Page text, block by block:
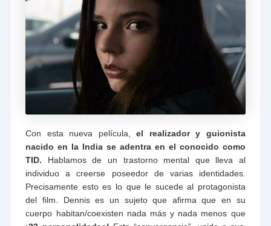
Con esta nueva película,el realizador y guionista
nacido en la India se adentra en el conocido como
TID. Hablamos de un trastorno mental que lleva al
individuo a creerse poseedor de varias identidades.
Precisamente esto es lo que le sucede al protagonista
del film. Dennis es un sujeto que afirma que en su
cuerpo habitan/coexisten nada más y nada menos que